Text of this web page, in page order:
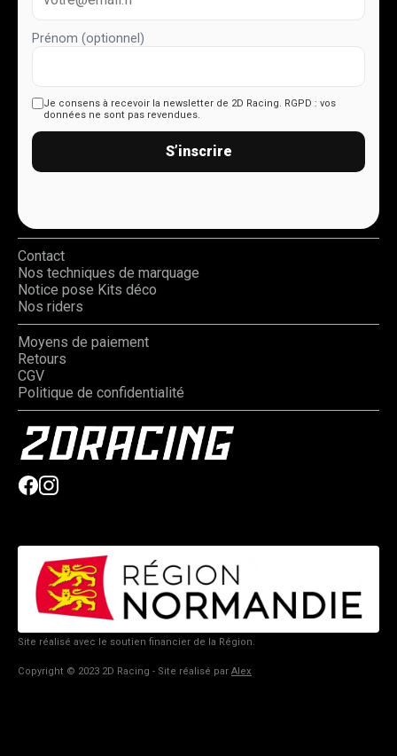
Prénom (optionnel)
Je consens à recevoir la newsletter de 2D Racing. RGPD : vos
données ne sont pas revendues.
S’inscrire
Contact
Nos techniques de marquage
Notice pose Kits déco
Nos riders
Moyens de paiement
Retours
CGV
Politique de confidentialité
Site réalisé avec le soutien financier de la Région.
Copyright © 2023 2D Racing - Site réalisé par Alex